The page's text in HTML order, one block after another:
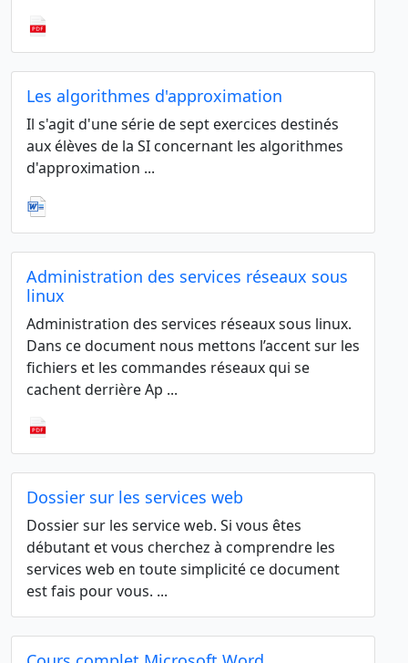
Les algorithmes d'approximation
Il s'agit d'une série de sept exercices destinés
aux élèves de la SI concernant les algorithmes
d'approximation ...
Administration des services réseaux sous
linux
Administration des services réseaux sous linux.
Dans ce document nous mettons l’accent sur les
fichiers et les commandes réseaux qui se
cachent derrière Ap ...
Dossier sur les services web
Dossier sur les service web. Si vous êtes
débutant et vous cherchez à comprendre les
services web en toute simplicité ce document
est fais pour vous. ...